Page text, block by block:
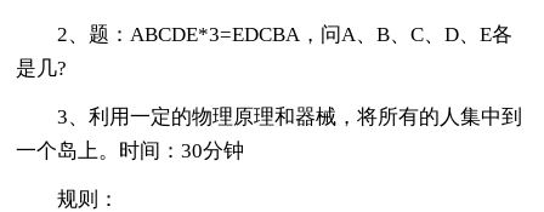
2、题：ABCDE*3=EDCBA，问A、B、C、D、E各
是几?
3、利用一定的物理原理和器械，将所有的人集中到
一个岛上。时间：30分钟
规则：